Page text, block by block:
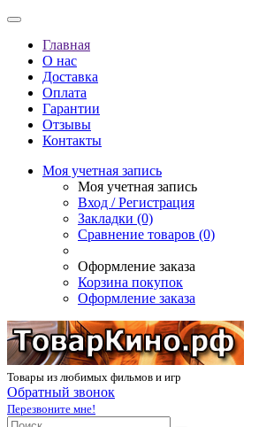
Главная
О нас
Доставка
Оплата
Гарантии
Отзывы
Контакты
Моя учетная запись
Моя учетная запись
Вход / Регистрация
Закладки (0)
Сравнение товаров (0)
Оформление заказа
Корзина покупок
Оформление заказа
Товары из любимых фильмов и игр
Обратный звонок
Перезвоните мне!